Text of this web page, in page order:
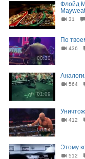
03:03
Флойд
31
00:30
По
436
01:09
564
00:14
412
Этому
512